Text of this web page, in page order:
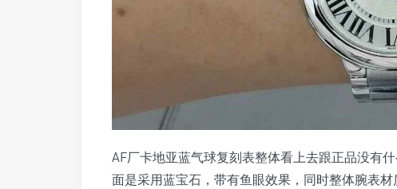
AF厂卡地亚蓝气球复刻表整体看上去跟正品没有
面是采用蓝宝石，带有鱼眼效果，同时整体腕表